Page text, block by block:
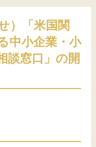
へ
いて
）「米国関
中小企業・小
談窓口」の開